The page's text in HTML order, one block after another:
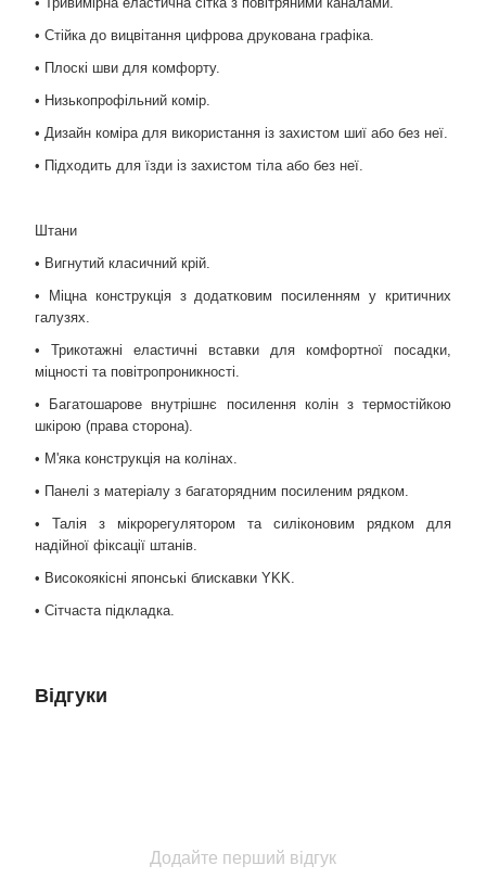
• Стійка до вицвітання цифрова друкована графіка.
• Плоскі шви для комфорту.
• Низькопрофільний комір.
• Дизайн коміра для використання із захистом шиї або без неї.
• Підходить для їзди із захистом тіла або без неї.
Штани
• Вигнутий класичний крій.
• Міцна конструкція з додатковим посиленням у критичних
галузях.
• Трикотажні еластичні вставки для комфортної посадки,
міцності та повітропроникності.
• Багатошарове внутрішнє посилення колін з термостійкою
шкірою (права сторона).
• М'яка конструкція на колінах.
• Панелі з матеріалу з багаторядним посиленим рядком.
• Талія з мікрорегулятором та силіконовим рядком для
надійної фіксації штанів.
• Високоякісні японські блискавки YKK.
• Сітчаста підкладка.
Відгуки
Додайте перший відгук